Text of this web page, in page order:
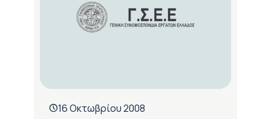
16 Οκτωβρίου 2008